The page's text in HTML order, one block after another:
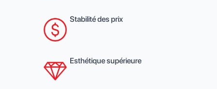
Stabilité des prix
Esthétique supérieure